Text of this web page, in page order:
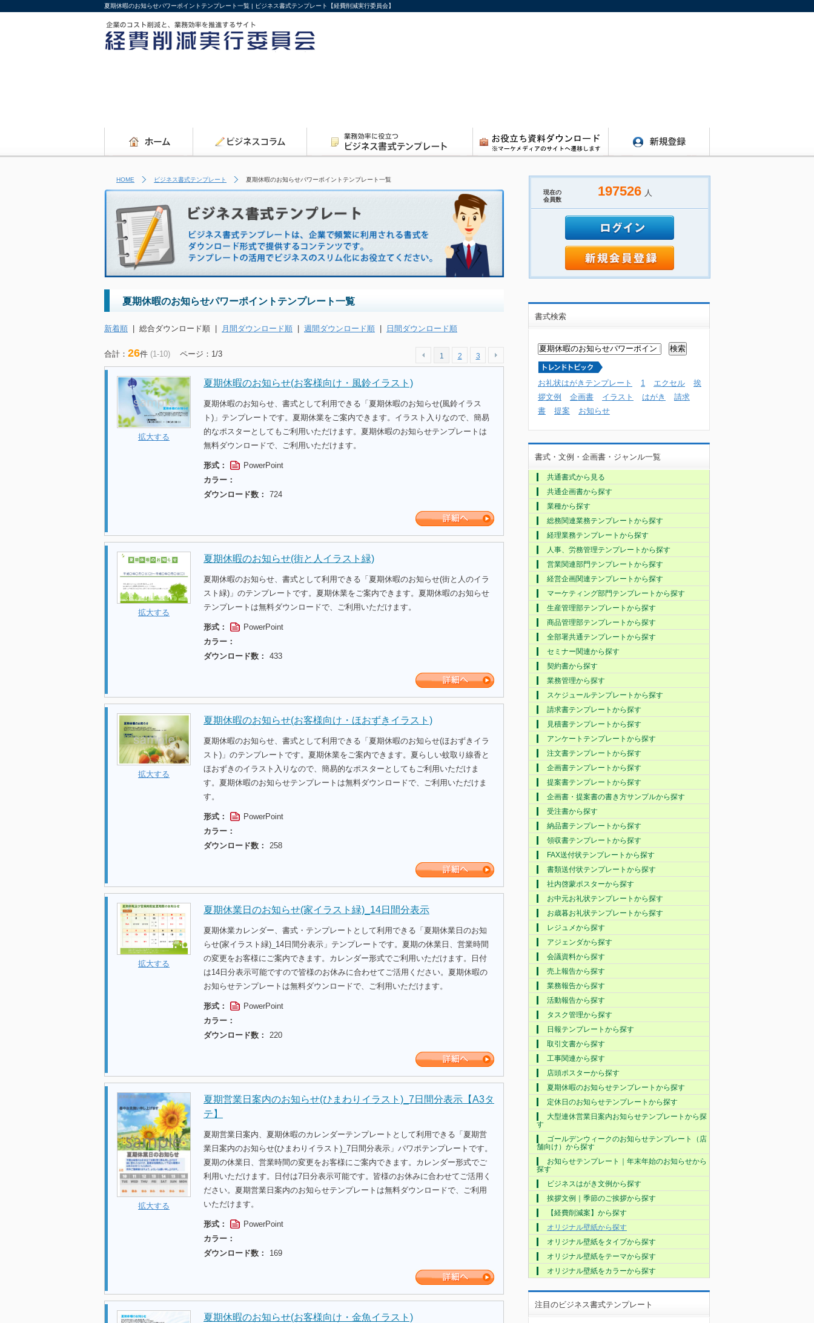
夏期休暇のお知らせパワーポイントテンプレート一覧 | ビジネス書式テンプレート【経費削減実行委員会】
HOME ビジネス書式テンプレート 夏期休暇のお知らせパワーポイントテンプレート一覧
夏期休暇のお知らせパワーポイントテンプレート一覧
新着順 | 総合ダウンロード順 | 月間ダウンロード順 | 週間ダウンロード順 | 日間ダウンロード順
合計： 26件 (1-10) ページ：1/3 1 2 3
拡大する
夏期休暇のお知らせ(お客様向け・風鈴イラスト)
夏期休暇のお知らせ、書式として利用できる「夏期休暇のお知らせ(風鈴イラス
ト)」テンプレートです。夏期休業をご案内できます。イラスト入りなので、簡易
的なポスターとしてもご利用いただけます。夏期休暇のお知らせテンプレートは
無料ダウンロードで、ご利用いただけます。
形式：
PowerPoint
カラー：
ダウンロード数：
724
拡大する
夏期休暇のお知らせ(街と人イラスト緑)
夏期休暇のお知らせ、書式として利用できる「夏期休暇のお知らせ(街と人のイラ
スト緑)」のテンプレートです。夏期休業をご案内できます。夏期休暇のお知らせ
テンプレートは無料ダウンロードで、ご利用いただけます。
形式：
PowerPoint
カラー：
ダウンロード数：
433
拡大する
夏期休暇のお知らせ(お客様向け・ほおずきイラスト)
夏期休暇のお知らせ、書式として利用できる「夏期休暇のお知らせ(ほおずきイラ
スト)」のテンプレートです。夏期休業をご案内できます。夏らしい蚊取り線香と
ほおずきのイラスト入りなので、簡易的なポスターとしてもご利用いただけま
す。夏期休暇のお知らせテンプレートは無料ダウンロードで、ご利用いただけま
す。
形式：
PowerPoint
カラー：
ダウンロード数：
258
拡大する
夏期休業日のお知らせ(家イラスト緑)_14日間分表示
夏期休業カレンダー、書式・テンプレートとして利用できる「夏期休業日のお知
らせ(家イラスト緑)_14日間分表示」テンプレートです。夏期の休業日、営業時間
の変更をお客様にご案内できます。カレンダー形式でご利用いただけます。日付
は14日分表示可能ですので皆様のお休みに合わせてご活用ください。夏期休暇の
お知らせテンプレートは無料ダウンロードで、ご利用いただけます。
形式：
PowerPoint
カラー：
ダウンロード数：
220
拡大する
夏期営業日案内のお知らせ(ひまわりイラスト)_7日間分表示【A3タ
テ】
夏期営業日案内、夏期休暇のカレンダーテンプレートとして利用できる「夏期営
業日案内のお知らせ(ひまわりイラスト)_7日間分表示」パワポテンプレートです。
夏期の休業日、営業時間の変更をお客様にご案内できます。カレンダー形式でご
利用いただけます。日付は7日分表示可能です。皆様のお休みに合わせてご活用く
ださい。夏期営業日案内のお知らせテンプレートは無料ダウンロードで、ご利用
いただけます。
形式：
PowerPoint
カラー：
ダウンロード数：
169
夏期休暇のお知らせ(お客様向け・金魚イラスト)
現在の
会員数
197526 人
書式検索
お礼状はがきテンプレート 1 エクセル
挨
拶文例
企画書 イラスト はがき
請求
書
提案 お知らせ
書式・文例・企画書・ジャンル一覧
共通書式から見る
共通企画書から探す
業種から探す
総務関連業務テンプレートから探す
経理業務テンプレートから探す
人事、労務管理テンプレートから探す
営業関連部門テンプレートから探す
経営企画関連テンプレートから探す
マーケティング部門テンプレートから探す
生産管理部テンプレートから探す
商品管理部テンプレートから探す
全部署共通テンプレートから探す
セミナー関連から探す
契約書から探す
業務管理から探す
スケジュールテンプレートから探す
請求書テンプレートから探す
見積書テンプレートから探す
アンケートテンプレートから探す
注文書テンプレートから探す
企画書テンプレートから探す
提案書テンプレートから探す
企画書・提案書の書き方サンプルから探す
受注書から探す
納品書テンプレートから探す
領収書テンプレートから探す
FAX送付状テンプレートから探す
書類送付状テンプレートから探す
社内啓蒙ポスターから探す
お中元お礼状テンプレートから探す
お歳暮お礼状テンプレートから探す
レジュメから探す
アジェンダから探す
会議資料から探す
売上報告から探す
業務報告から探す
活動報告から探す
タスク管理から探す
日報テンプレートから探す
取引文書から探す
工事関連から探す
店頭ポスターから探す
夏期休暇のお知らせテンプレートから探す
定休日のお知らせテンプレートから探す
大型連休営業日案内お知らせテンプレートから探
す
ゴールデンウィークのお知らせテンプレート（店
舗向け）から探す
お知らせテンプレート｜年末年始のお知らせから
探す
ビジネスはがき文例から探す
挨拶文例｜季節のご挨拶から探す
【経費削減案】から探す
オリジナル壁紙から探す
オリジナル壁紙をタイプから探す
オリジナル壁紙をテーマから探す
オリジナル壁紙をカラーから探す
注目のビジネス書式テンプレート